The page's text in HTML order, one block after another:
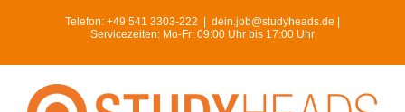
Telefon: +49 541 3303-222
dein.job@studyheads.de |
Servicezeiten: Mo-Fr: 09:00 Uhr bis 17:00 Uhr